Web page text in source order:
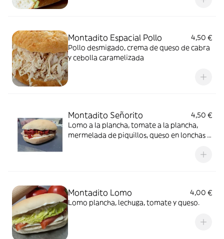
Montadito Espacial Pollo
4,50 €
Pollo desmigado, crema de queso de cabra
y cebolla caramelizada
Montadito Señorito
4,50 €
Lomo a la plancha, tomate a la plancha,
mermelada de piquillos, queso en lonchas y
Montadito Lomo
4,00 €
Lomo plancha, lechuga, tomate y queso.